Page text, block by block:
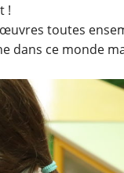
!
toutes
dans ce monde